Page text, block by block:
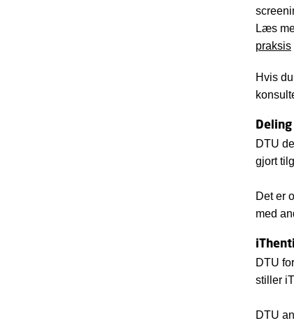
Læs
praksis
Hvis
DTU
gjort
Det er
med
DTU
stiller
DTU